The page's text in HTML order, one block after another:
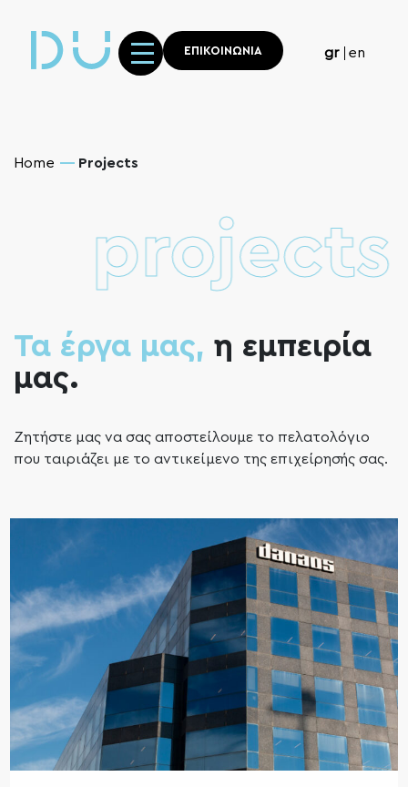
gr en
ΕΠΙΚΟΙΝΩΝΙΑ
Home Projects
projects
Τα έργα μας, η εμπειρία
μας.
Ζητήστε μας να σας αποστείλουμε το πελατολόγιο
που ταιριάζει με το αντικείμενο της επιχείρησής σας.